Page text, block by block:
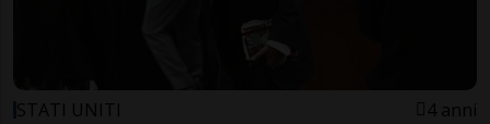
STATI UNITI 4 anni